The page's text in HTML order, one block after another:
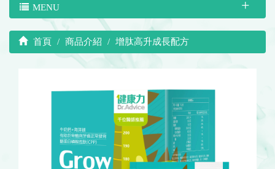
MENU
首頁 商品介紹 增肽高升成長配方